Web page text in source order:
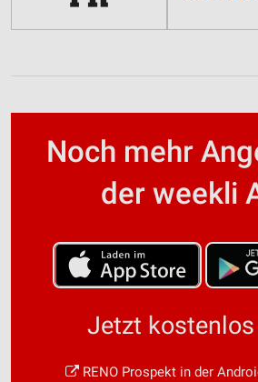
Noch mehr
der weekli
Jetzt kostenlos
RENO Prospekt in der